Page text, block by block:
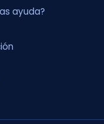
ayuda?